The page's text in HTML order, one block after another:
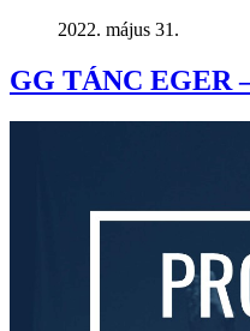
2022. május 31.
GG TÁNC EGER